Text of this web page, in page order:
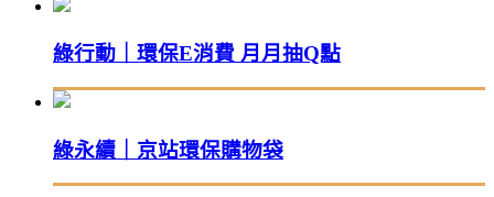
綠行動｜環保E消費 月月抽Q點
綠永續｜京站環保購物袋